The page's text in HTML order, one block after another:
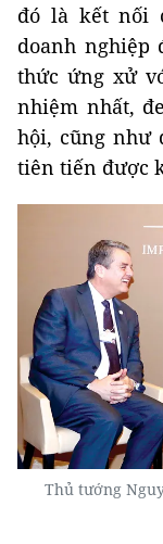
đó là kết nối
doanh nghiệp
thức ứng xử
nhiệm nhất,
hội, cũng như
tiên tiến được
Thủ tướng